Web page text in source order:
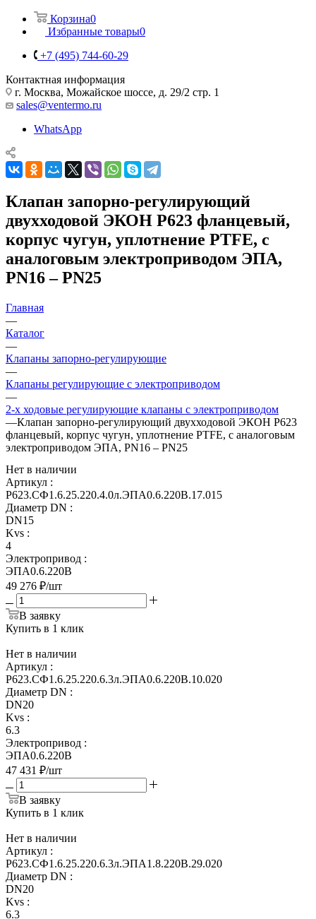
Корзина0
Избранные товары0
+7 (495) 744-60-29
Контактная информация
г. Москва, Можайское шоссе, д. 29/2 стр. 1
sales@ventermo.ru
WhatsApp
Клапан запорно-регулирующий
двухходовой ЭКОН Р623 фланцевый,
корпус чугун, уплотнение PTFE, с
аналоговым электроприводом ЭПА,
PN16 – PN25
Главная
—
Каталог
—
Клапаны запорно-регулирующие
—
Клапаны регулирующие с электроприводом
—
2-х ходовые регулирующие клапаны с электроприводом
—Клапан запорно-регулирующий двухходовой ЭКОН Р623
фланцевый, корпус чугун, уплотнение PTFE, с аналоговым
электроприводом ЭПА, PN16 – PN25
Нет в наличии
Артикул :
Р623.СФ1.6.25.220.4.0л.ЭПА0.6.220В.17.015
Диаметр DN :
DN15
Kvs :
4
Электропривод :
ЭПА0.6.220В
49 276 ₽/шт
В заявку
Купить в 1 клик
Нет в наличии
Артикул :
Р623.СФ1.6.25.220.6.3л.ЭПА0.6.220В.10.020
Диаметр DN :
DN20
Kvs :
6.3
Электропривод :
ЭПА0.6.220В
47 431 ₽/шт
В заявку
Купить в 1 клик
Нет в наличии
Артикул :
Р623.СФ1.6.25.220.6.3л.ЭПА1.8.220В.29.020
Диаметр DN :
DN20
Kvs :
6.3